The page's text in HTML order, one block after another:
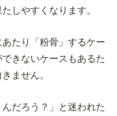
しやすくなります。
たり「粉骨」するケー
きないケースもあるた
ません。
だろう？」と迷われた